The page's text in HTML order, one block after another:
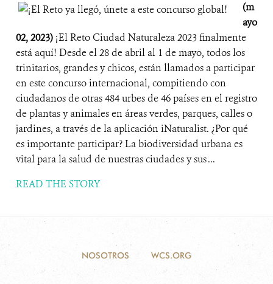
(m
ayo
02, 2023) ¡El Reto Ciudad Naturaleza 2023 finalmente
está aquí! Desde el 28 de abril al 1 de mayo, todos los
trinitarios, grandes y chicos, están llamados a participar
en este concurso internacional, compitiendo con
ciudadanos de otras 484 urbes de 46 países en el registro
de plantas y animales en áreas verdes, parques, calles o
jardines, a través de la aplicación iNaturalist. ¿Por qué
es importante participar? La biodiversidad urbana es
vital para la salud de nuestras ciudades y sus ...
READ THE STORY
NOSOTROS WCS.ORG